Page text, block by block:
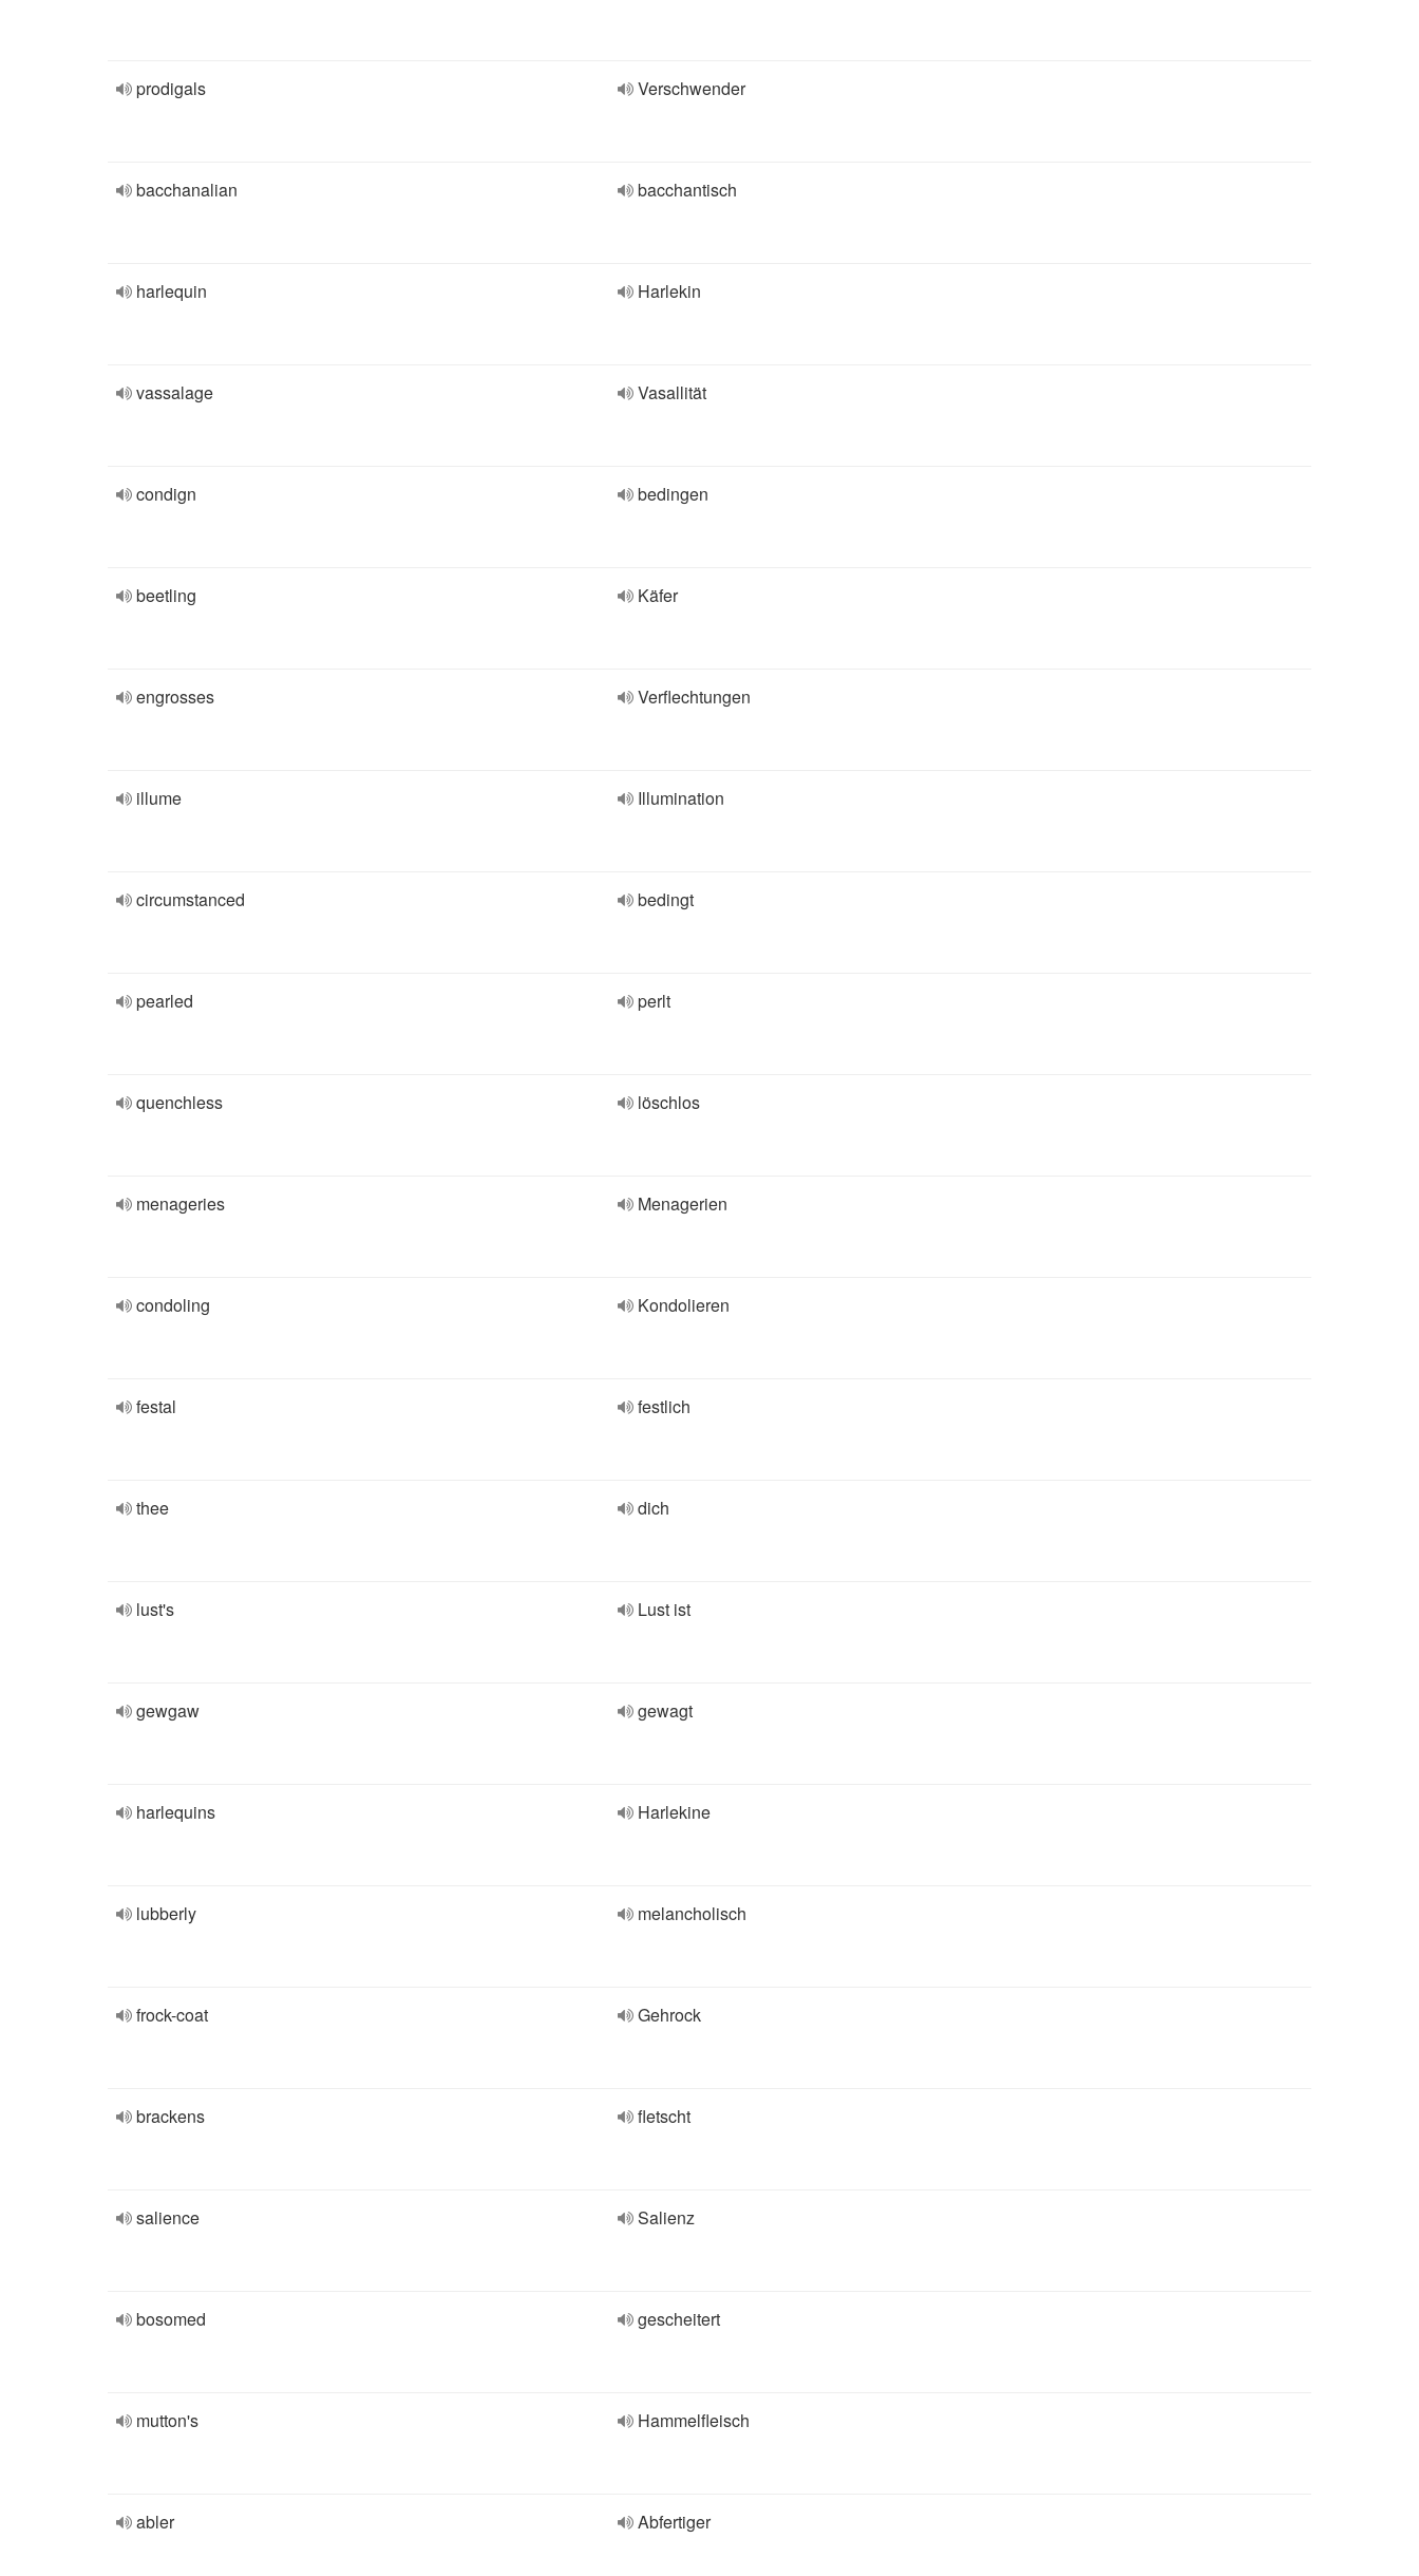
prodigals Verschwender
bacchanalian bacchantisch
harlequin Harlekin
vassalage Vasallität
condign bedingen
beetling Käfer
engrosses Verflechtungen
illume Illumination
circumstanced bedingt
pearled perlt
quenchless löschlos
menageries Menagerien
condoling Kondolieren
festal festlich
thee dich
lust's Lust ist
gewgaw gewagt
harlequins Harlekine
lubberly melancholisch
frock-coat Gehrock
brackens fletscht
salience Salienz
bosomed gescheitert
mutton's Hammelfleisch
abler Abfertiger